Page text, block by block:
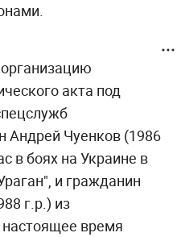
акта под
Андрей Чуенков (1986
в боях на Украине в
и гражданин
г.р.) из
время